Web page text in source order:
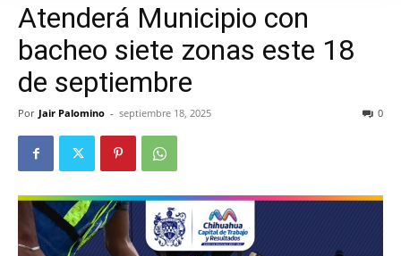
Atenderá Municipio con
bacheo siete zonas este 18
de septiembre
Por Jair Palomino - septiembre 18, 2025 0